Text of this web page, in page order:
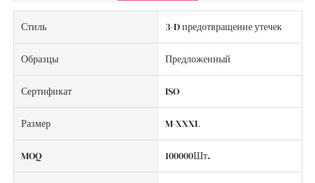
Стиль 3-D предотвращение утечек
Образцы Предложенный
Сертификат ISO
Размер M-XXXL
MOQ 100000Шт.